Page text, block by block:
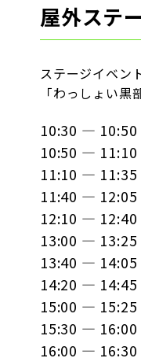
屋外ステ
ステージイベン
「わっしょい
10:30 —
10:50 —
11:10 —
11:40 —
12:10 —
13:00 —
13:40 —
14:20 —
15:00 —
15:30 —
16:00 —